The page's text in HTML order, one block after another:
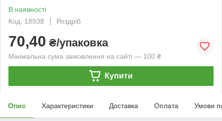
В наявності
Код: 18938
Роздріб
70,40 ₴/упаковка
Мінімальна сума замовлення на сайті — 100 ₴
Купити
Опис Характеристики Доставка Оплата Умови